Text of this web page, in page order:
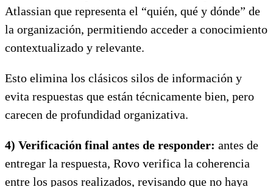
Atlassian que representa el “quién, qué y dónde” de
la organización, permitiendo acceder a conocimiento
contextualizado y relevante.
Esto elimina los clásicos silos de información y
evita respuestas que están técnicamente bien, pero
carecen de profundidad organizativa.
4) Verificación final antes de responder: antes de
entregar la respuesta, Rovo verifica la coherencia
entre los pasos realizados, revisando que no haya